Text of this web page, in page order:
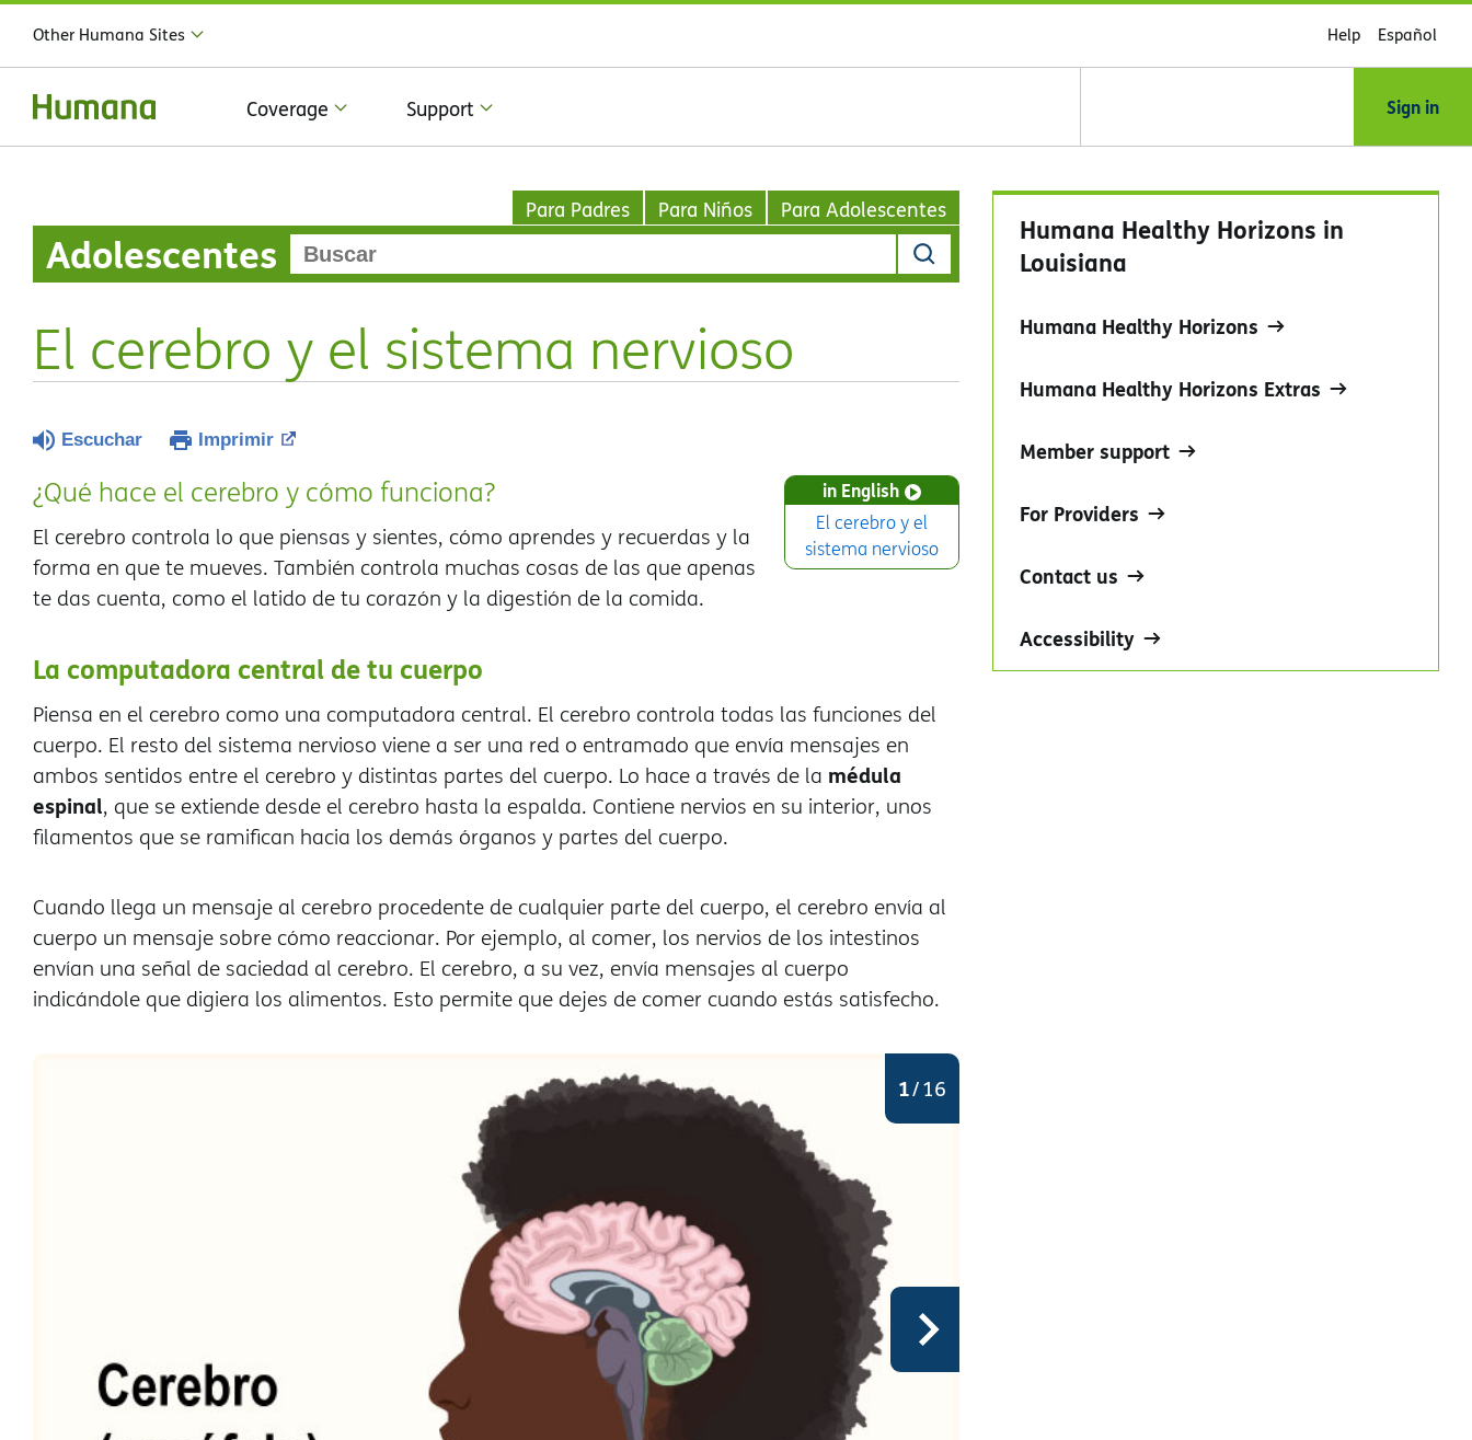
Other Humana Sites Help Español
Coverage Support Sign in
Para Padres Para Niños Para Adolescentes
Adolescentes
El cerebro y el sistema nervioso
Escuchar Imprimir
in English
El cerebro y el
sistema nervioso
¿Qué hace el cerebro y cómo funciona?
El cerebro controla lo que piensas y sientes, cómo aprendes y recuerdas y la
forma en que te mueves. También controla muchas cosas de las que apenas
te das cuenta, como el latido de tu corazón y la digestión de la comida.
La computadora central de tu cuerpo
Piensa en el cerebro como una computadora central. El cerebro controla todas las funciones del
cuerpo. El resto del sistema nervioso viene a ser una red o entramado que envía mensajes en
ambos sentidos entre el cerebro y distintas partes del cuerpo. Lo hace a través de la médula
espinal, que se extiende desde el cerebro hasta la espalda. Contiene nervios en su interior, unos
filamentos que se ramifican hacia los demás órganos y partes del cuerpo.
Cuando llega un mensaje al cerebro procedente de cualquier parte del cuerpo, el cerebro envía al
cuerpo un mensaje sobre cómo reaccionar. Por ejemplo, al comer, los nervios de los intestinos
envían una señal de saciedad al cerebro. El cerebro, a su vez, envía mensajes al cuerpo
indicándole que digiera los alimentos. Esto permite que dejes de comer cuando estás satisfecho.
1/16
Humana Healthy Horizons in
Louisiana
Humana Healthy Horizons
Humana Healthy Horizons Extras
Member support
For Providers
Contact us
Accessibility